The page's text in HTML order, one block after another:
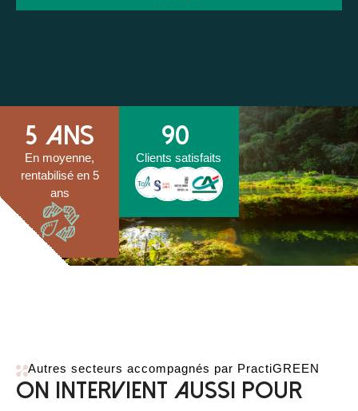
5 ans
En moyenne,
rentabilisé en 5
ans
90
Clients satisfaits
Autres secteurs accompagnés par PractiGREEN
On intervient aussi pour